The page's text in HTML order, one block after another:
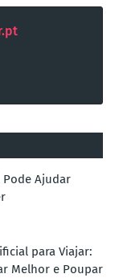
Ajudar
para Viajar:
Melhor e Poupar